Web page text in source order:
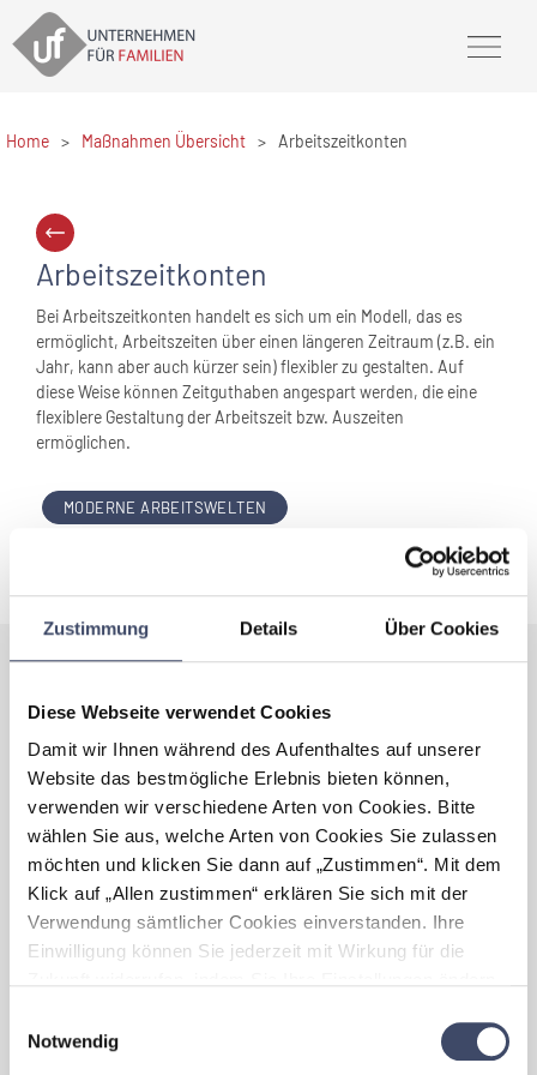
Zustimmung Details Über Cookies
Diese Webseite verwendet Cookies
Damit wir Ihnen während des Aufenthaltes auf unserer
Website das bestmögliche Erlebnis bieten können,
verwenden wir verschiedene Arten von Cookies. Bitte
wählen Sie aus, welche Arten von Cookies Sie zulassen
möchten und klicken Sie dann auf „Zustimmen“. Mit dem
Klick auf „Allen zustimmen“ erklären Sie sich mit der
Verwendung sämtlicher Cookies einverstanden. Ihre
Einwilligung können Sie jederzeit mit Wirkung für die
https://www.unternehmen-fuer-familien.at/cookie-
Notwendig
Home > Maßnahmen Übersicht > Arbeitszeitkonten
Arbeitszeitkonten
Bei Arbeitszeitkonten handelt es sich um ein Modell, das es
ermöglicht, Arbeitszeiten über einen längeren Zeitraum (z.B. ein
Jahr, kann aber auch kürzer sein) flexibler zu gestalten. Auf
diese Weise können Zeitguthaben angespart werden, die eine
flexiblere Gestaltung der Arbeitszeit bzw. Auszeiten
ermöglichen.
MODERNE ARBEITSWELTEN
Best Practices
wurden? Klicken Sie sich durch unsere zahlreichen Best Practice
Beispiele zertifiziert familienfreundlicher Unternehmen und
Gemeinden.
Gründung Frauennetzwerk